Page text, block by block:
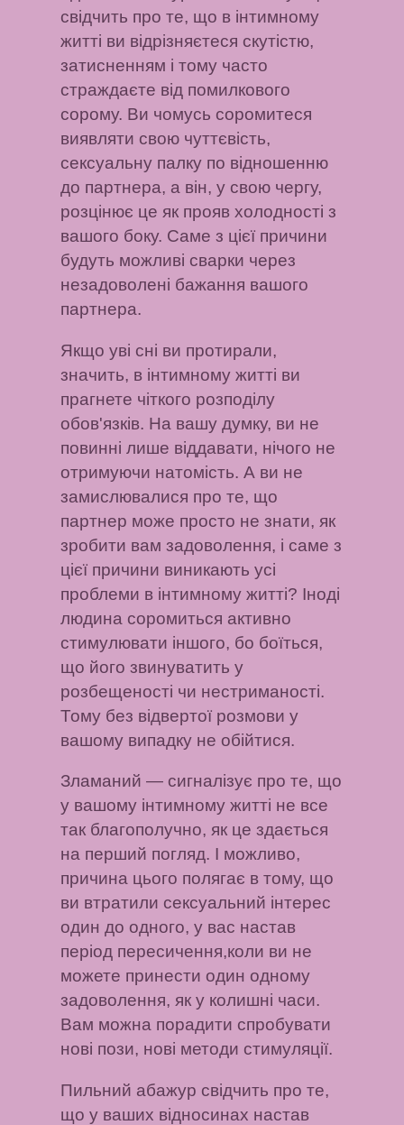
свідчить про те, що в інтимному
житті ви відрізняєтеся скутістю,
затисненням і тому часто
страждаєте від помилкового
сорому. Ви чомусь соромитеся
виявляти свою чуттєвість,
сексуальну палку по відношенню
до партнера, а він, у свою чергу,
розцінює це як прояв холодності з
вашого боку. Саме з цієї причини
будуть можливі сварки через
незадоволені бажання вашого
партнера.
Якщо уві сні ви протирали,
значить, в інтимному житті ви
прагнете чіткого розподілу
обов'язків. На вашу думку, ви не
повинні лише віддавати, нічого не
отримуючи натомість. А ви не
замислювалися про те, що
партнер може просто не знати, як
зробити вам задоволення, і саме з
цієї причини виникають усі
проблеми в інтимному житті? Іноді
людина соромиться активно
стимулювати іншого, бо боїться,
що його звинуватить у
розбещеності чи нестриманості.
Тому без відвертої розмови у
вашому випадку не обійтися.
Зламаний — сигналізує про те, що
у вашому інтимному житті не все
так благополучно, як це здається
на перший погляд. І можливо,
причина цього полягає в тому, що
ви втратили сексуальний інтерес
один до одного, у вас настав
період пересичення,коли ви не
можете принести один одному
задоволення, як у колишні часи.
Вам можна порадити спробувати
нові пози, нові методи стимуляції.
Пильний абажур свідчить про те,
що у ваших відносинах настав